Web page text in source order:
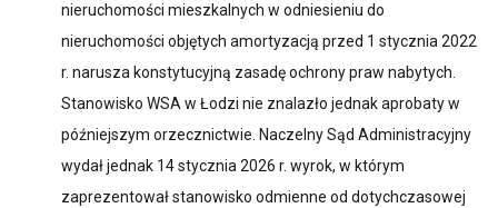
nieruchomości mieszkalnych w odniesieniu do
nieruchomości objętych amortyzacją przed 1 stycznia 2022
r. narusza konstytucyjną zasadę ochrony praw nabytych.
Stanowisko WSA w Łodzi nie znalazło jednak aprobaty w
późniejszym orzecznictwie. Naczelny Sąd Administracyjny
wydał jednak 14 stycznia 2026 r. wyrok, w którym
zaprezentował stanowisko odmienne od dotychczasowej